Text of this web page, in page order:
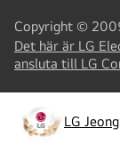
Copyright ©
Det här är LG
ansluta till LG
LG
opens